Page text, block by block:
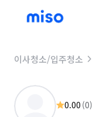
이사청소/입주청소
0.00 (0)